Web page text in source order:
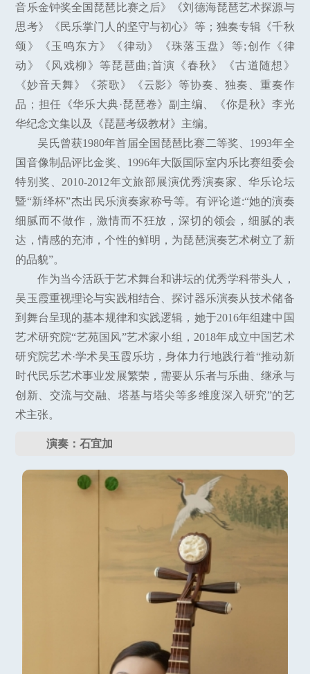
音乐金钟奖全国琵琶比赛之后》《刘德海琵琶艺术探源与
思考》《民乐掌门人的坚守与初心》等；独奏专辑《千秋
颂》《玉鸣东方》《律动》《珠落玉盘》等;创作《律
动》《风戏柳》等琵琶曲;首演《春秋》《古道随想》
《妙音天舞》《茶歌》《云影》等协奏、独奏、重奏作
品；担任《华乐大典·琵琶卷》副主编、《你是秋》李光
华纪念文集以及《琵琶考级教材》主编。
吴氏曾获1980年首届全国琵琶比赛二等奖、1993年全
国音像制品评比金奖、1996年大阪国际室内乐比赛组委会
特别奖、2010-2012年文旅部展演优秀演奏家、华乐论坛
暨“新绎杯”杰出民乐演奏家称号等。有评论道:“她的演奏
细腻而不做作，激情而不狂放，深切的领会，细腻的表
达，情感的充沛，个性的鲜明，为琵琶演奏艺术树立了新
的品貌”。
作为当今活跃于艺术舞台和讲坛的优秀学科带头人，
吴玉霞重视理论与实践相结合、探讨器乐演奏从技术储备
到舞台呈现的基本规律和实践逻辑，她于2016年组建中国
艺术研究院“艺苑国风”艺术家小组，2018年成立中国艺术
研究院艺术·学术吴玉霞乐坊，身体力行地践行着“推动新
时代民乐艺术事业发展繁荣，需要从乐者与乐曲、继承与
创新、交流与交融、塔基与塔尖等多维度深入研究”的艺
术主张。
演奏：石宜加